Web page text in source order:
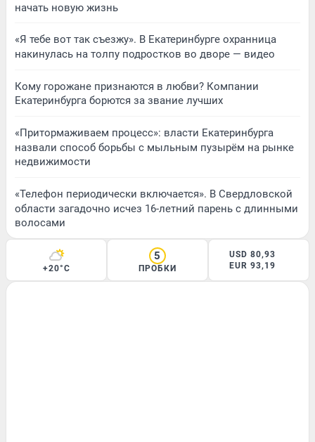
начать новую жизнь
«Я тебе вот так съезжу». В Екатеринбурге охранница
накинулась на толпу подростков во дворе — видео
Кому горожане признаются в любви? Компании
Екатеринбурга борются за звание лучших
«Притормаживаем процесс»: власти Екатеринбурга
назвали способ борьбы с мыльным пузырём на рынке
недвижимости
«Телефон периодически включается». В Свердловской
области загадочно исчез 16-летний парень с длинными
волосами
+20°C
5
ПРОБКИ
USD 80,93
EUR 93,19